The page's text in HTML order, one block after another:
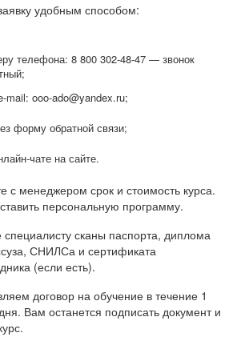
удобным способом:
телефона: 8 800 302-48-47 — звонок
mail: ooo-ado@yandex.ru;
форму обратной связи;
чате на сайте.
с менеджером срок и стоимость курса.
персональную программу.
специалисту сканы паспорта, диплома
СНИЛСа и сертификата
(если есть).
договор на обучение в течение 1
Вам останется подписать документ и